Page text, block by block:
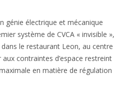
génie électrique et mécanique
système de CVCA « invisible »,
dans le restaurant Leon, au centre
contraintes d’espace restreint
en matière de régulation